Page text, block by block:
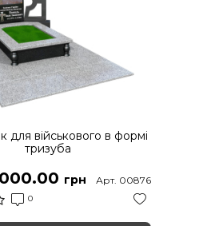
для військового в формі
тризуба
грн
0
Арт. 00876